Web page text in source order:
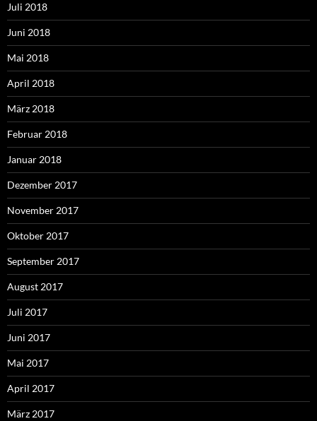
Juli 2018
Juni 2018
Mai 2018
April 2018
März 2018
Februar 2018
Januar 2018
Dezember 2017
November 2017
Oktober 2017
September 2017
August 2017
Juli 2017
Juni 2017
Mai 2017
April 2017
März 2017